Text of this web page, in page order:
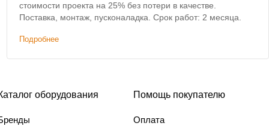
стоимости проекта на 25% без потери в качестве.
Поставка, монтаж, пусконаладка. Срок работ: 2 месяца.
Подробнее
оборудования Помощь покупателю
Оплата